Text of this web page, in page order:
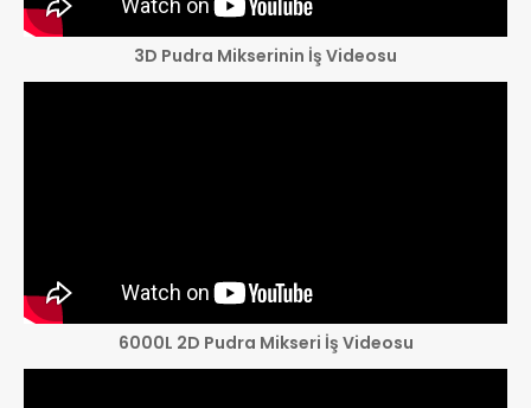
3D Pudra Mikserinin İş Videosu
6000L 2D Pudra Mikseri İş Videosu